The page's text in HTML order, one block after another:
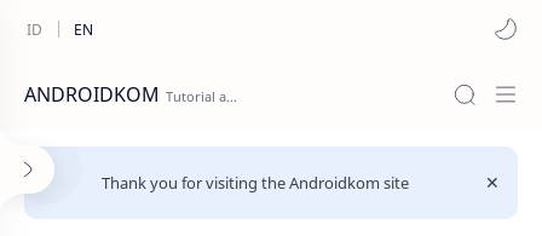
ANDROIDKOM
Thank you for visiting the Androidkom site